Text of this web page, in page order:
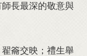
長最深的敬意與
籥交映；禮生舉